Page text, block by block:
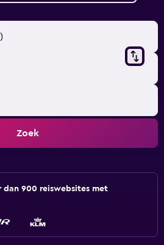
Zoek
dan 900 reiswebsites met